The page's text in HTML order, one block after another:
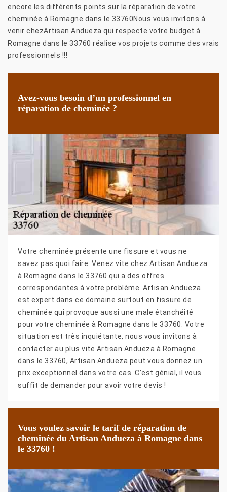
encore les différents points sur la réparation de votre
cheminée à Romagne dans le 33760Nous vous invitons à
venir chezArtisan Andueza qui respecte votre budget à
Romagne dans le 33760 réalise vos projets comme des vrais
professionnels !!!
Avez-vous besoin d’un professionnel en
réparation de cheminée ?
Votre cheminée présente une fissure et vous ne
savez pas quoi faire. Venez vite chez Artisan Andueza
à Romagne dans le 33760 qui a des offres
correspondantes à votre problème. Artisan Andueza
est expert dans ce domaine surtout en fissure de
cheminée qui provoque aussi une male étanchéité
pour votre cheminée à Romagne dans le 33760. Votre
situation est très inquiétante, nous vous invitons à
contacter au plus vite Artisan Andueza à Romagne
dans le 33760, Artisan Andueza peut vous donnez un
prix exceptionnel dans votre cas. C’est génial, il vous
suffit de demander pour avoir votre devis !
Vous voulez savoir le tarif de réparation de
cheminée du Artisan Andueza à Romagne dans
le 33760 !